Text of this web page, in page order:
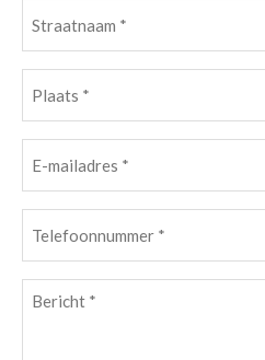
(Vereist)
(Vereist)
mailadres
(Vereist)
(Vereist)
Bericht